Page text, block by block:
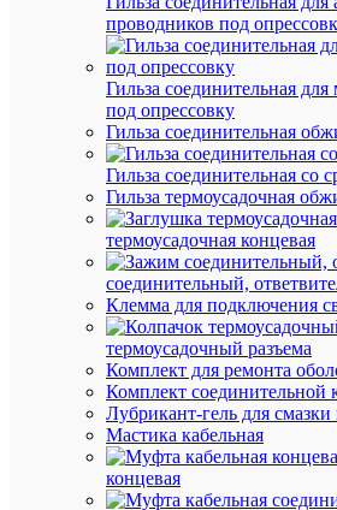
проводников под
Гильза соединительная
под опрессовку
Гильза соединительная
Гильза соединительная со
Гильза термоусадочная
термоусадочная концевая
соединительный,
Клемма для подключения
термоусадочный разъема
Комплект для ремонта
Комплект соединительной
Лубрикант-гель для смазки
Мастика кабельная
концевая